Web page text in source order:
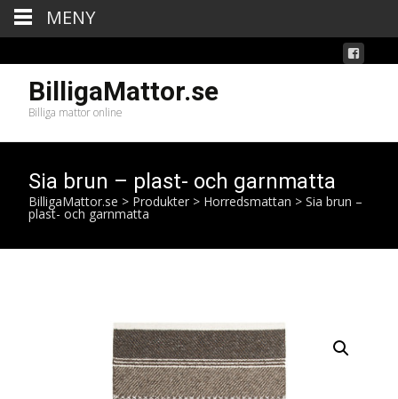
BilligaMattor.se
Billiga mattor online
Sia brun – plast- och garnmatta
BilligaMattor.se > Produkter > Horredsmattan > Sia brun –
plast- och garnmatta
MENY